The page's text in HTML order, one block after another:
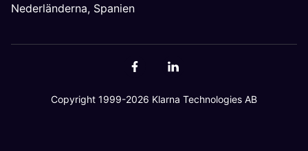
Nederländerna, Spanien
Copyright 1999-2026 Klarna Technologies AB